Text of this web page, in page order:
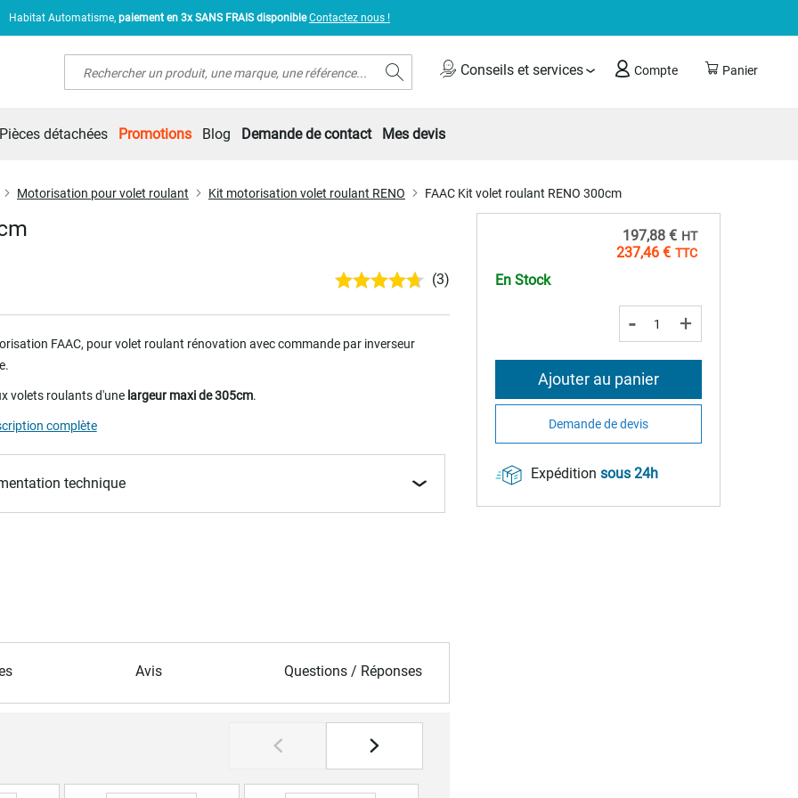
Habitat Automatisme, paiement en 3x SANS FRAIS disponible Contactez nous !
Panier
Conseils et services Compte
Rechercher
Pièces détachées Promotions Blog Demande de contact Mes devis
Motorisation pour volet roulant Kit motorisation volet roulant RENO FAAC Kit volet roulant RENO 300cm
(3)
FAAC, pour volet roulant rénovation avec commande par inverseur
volets roulants d'une largeur maxi de 305cm.
complète
technique
Avis Questions / Réponses
237,46 €
197,88 €
En Stock
- +
Ajouter au panier
Demande de devis
Expédition sous 24h